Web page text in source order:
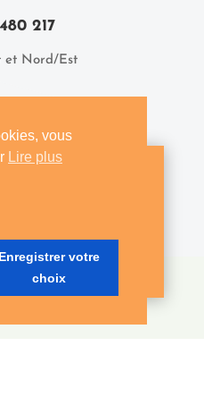
vous
Lire plus
Enregistrer votre
choix
217
et Nord/Est
par